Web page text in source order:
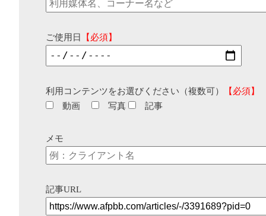
ご使用日 【必須】
利用コンテンツをお選びください（複数可）
【必須】
動画
写真 記事
メモ
記事URL